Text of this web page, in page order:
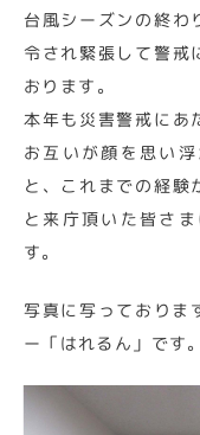
台風シーズンの終わ
令され緊張して警戒
おります。
本年も災害警戒にあ
お互いが顔を思い
と、これまでの経験
と来庁頂いた皆さ
す。
写真に写っておりま
ー「はれるん」です。